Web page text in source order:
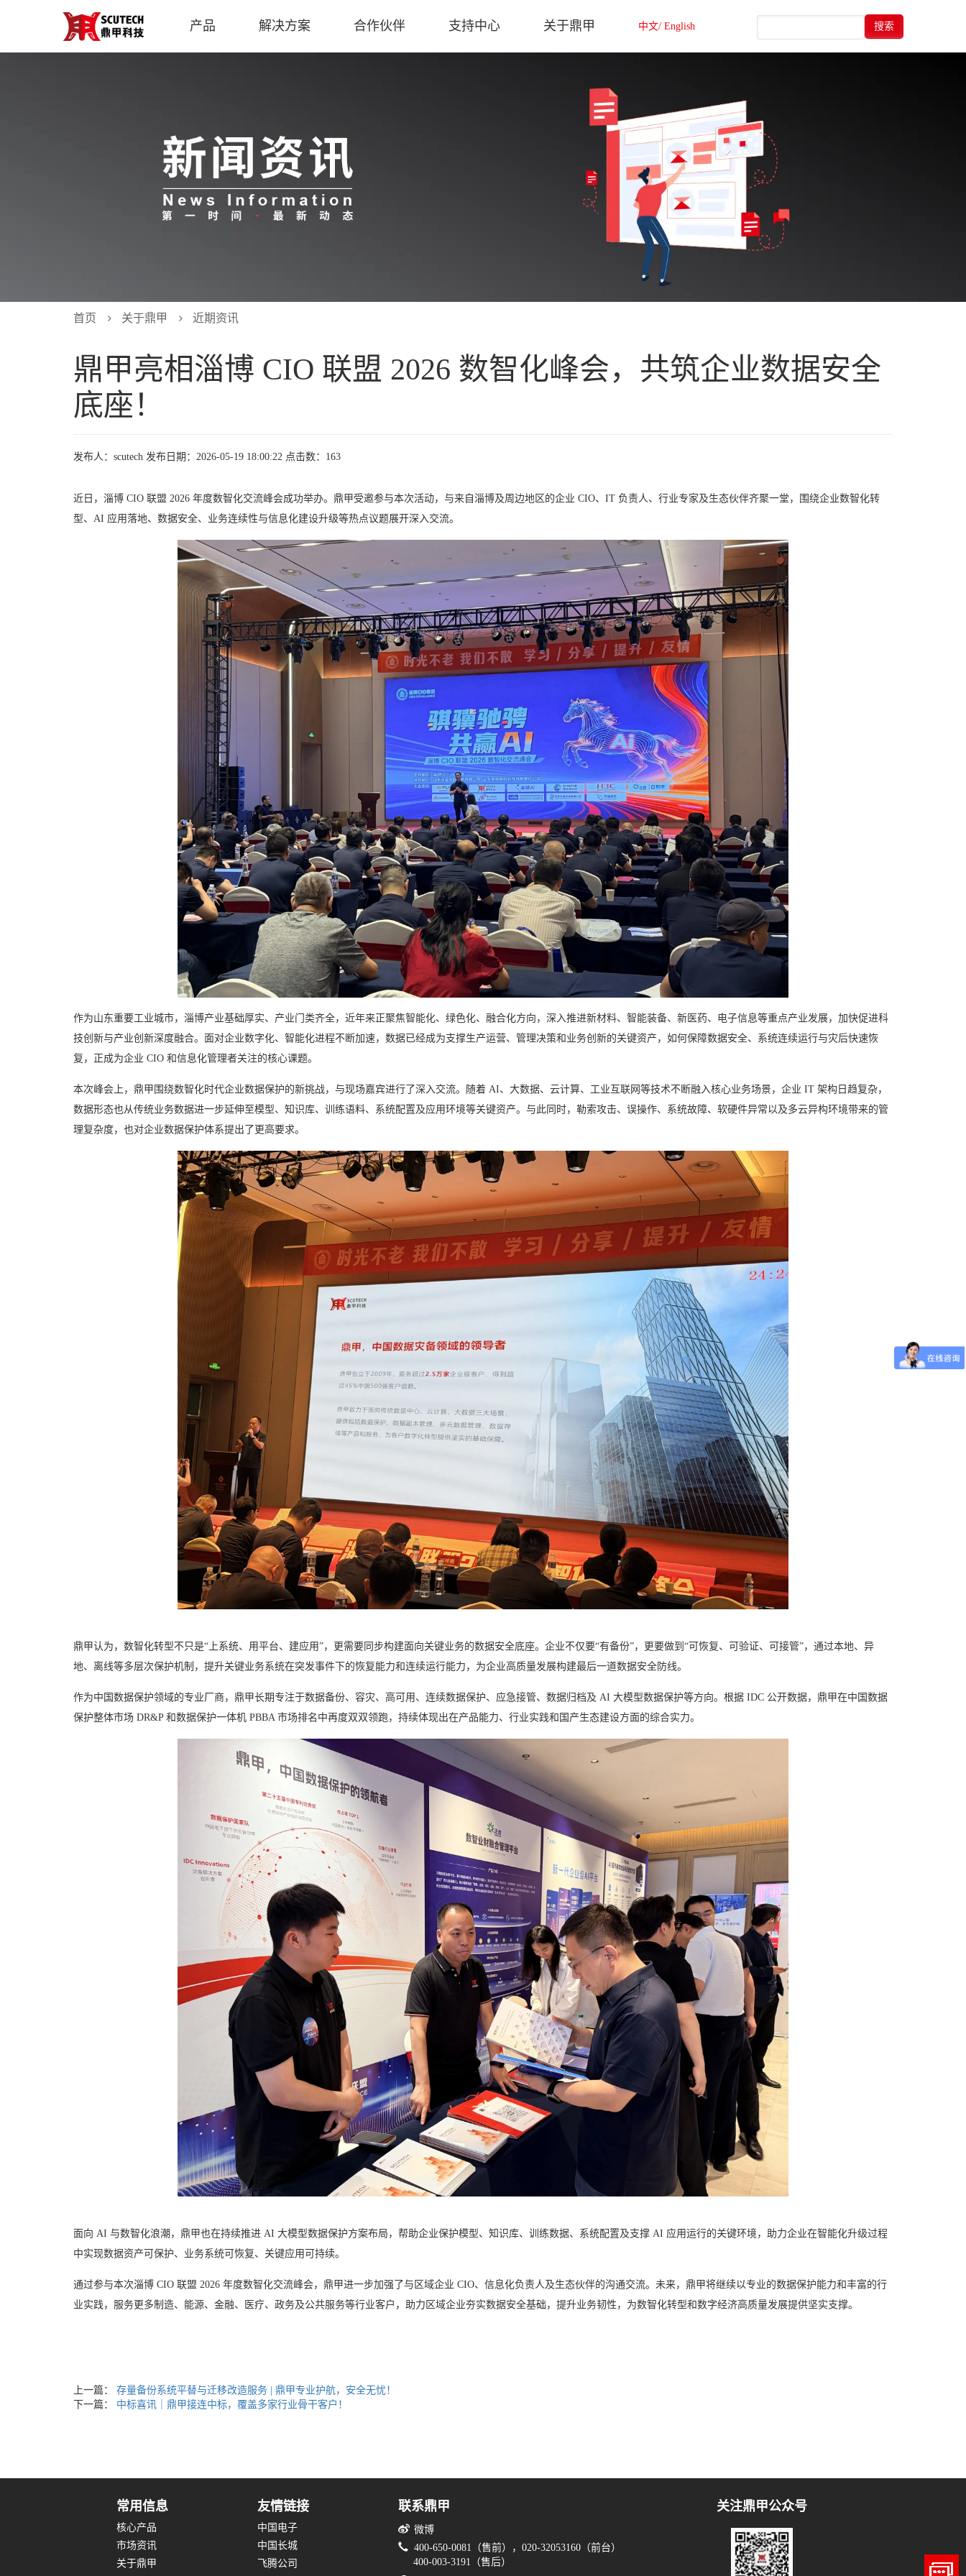
产品 解决方案 合作伙伴 支持中心 关于鼎甲 中文/ English 搜索
首页 关于鼎甲 近期资讯
鼎甲亮相淄博 CIO 联盟 2026 数智化峰会，共筑企业数据安全
底座！
发布人：scutech 发布日期：2026-05-19 18:00:22 点击数：163
近日，淄博 CIO 联盟 2026 年度数智化交流峰会成功举办。鼎甲受邀参与本次活动，与来自淄博及周边地区的企业 CIO、IT 负责人、行业专家及生态伙伴齐聚一堂，围绕企业数智化转
型、AI 应用落地、数据安全、业务连续性与信息化建设升级等热点议题展开深入交流。
作为山东重要工业城市，淄博产业基础厚实、产业门类齐全，近年来正聚焦智能化、绿色化、融合化方向，深入推进新材料、智能装备、新医药、电子信息等重点产业发展，加快促进科
技创新与产业创新深度融合。面对企业数字化、智能化进程不断加速，数据已经成为支撑生产运营、管理决策和业务创新的关键资产，如何保障数据安全、系统连续运行与灾后快速恢
复，正成为企业 CIO 和信息化管理者关注的核心课题。
本次峰会上，鼎甲围绕数智化时代企业数据保护的新挑战，与现场嘉宾进行了深入交流。随着 AI、大数据、云计算、工业互联网等技术不断融入核心业务场景，企业 IT 架构日趋复杂，
数据形态也从传统业务数据进一步延伸至模型、知识库、训练语料、系统配置及应用环境等关键资产。与此同时，勒索攻击、误操作、系统故障、软硬件异常以及多云异构环境带来的管
理复杂度，也对企业数据保护体系提出了更高要求。
鼎甲认为，数智化转型不只是“上系统、用平台、建应用”，更需要同步构建面向关键业务的数据安全底座。企业不仅要“有备份”，更要做到“可恢复、可验证、可接管”，通过本地、异
地、离线等多层次保护机制，提升关键业务系统在突发事件下的恢复能力和连续运行能力，为企业高质量发展构建最后一道数据安全防线。
作为中国数据保护领域的专业厂商，鼎甲长期专注于数据备份、容灾、高可用、连续数据保护、应急接管、数据归档及 AI 大模型数据保护等方向。根据 IDC 公开数据，鼎甲在中国数据
保护整体市场 DR&P 和数据保护一体机 PBBA 市场排名中再度双双领跑，持续体现出在产品能力、行业实践和国产生态建设方面的综合实力。
面向 AI 与数智化浪潮，鼎甲也在持续推进 AI 大模型数据保护方案布局，帮助企业保护模型、知识库、训练数据、系统配置及支撑 AI 应用运行的关键环境，助力企业在智能化升级过程
中实现数据资产可保护、业务系统可恢复、关键应用可持续。
通过参与本次淄博 CIO 联盟 2026 年度数智化交流峰会，鼎甲进一步加强了与区域企业 CIO、信息化负责人及生态伙伴的沟通交流。未来，鼎甲将继续以专业的数据保护能力和丰富的行
业实践，服务更多制造、能源、金融、医疗、政务及公共服务等行业客户，助力区域企业夯实数据安全基础，提升业务韧性，为数智化转型和数字经济高质量发展提供坚实支撑。
上一篇： 存量备份系统平替与迁移改造服务 | 鼎甲专业护航，安全无忧！
下一篇： 中标喜讯｜鼎甲接连中标，覆盖多家行业骨干客户！
常用信息
核心产品
市场资讯
关于鼎甲
友情链接
中国电子
中国长城
飞腾公司
联系鼎甲
微博
400-650-0081（售前），020-32053160（前台）
400-003-3191（售后）
关注鼎甲公众号